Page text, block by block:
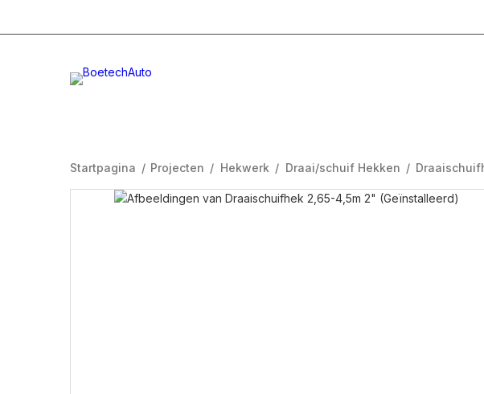
Startpagina / Projecten / Hekwerk / Draai/schuif Hekken /